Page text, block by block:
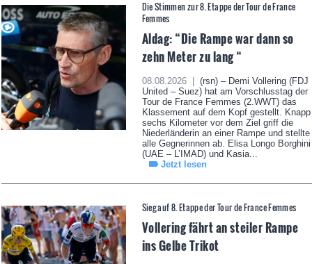
Die Stimmen zur 8. Etappe der Tour de France
Femmes
Aldag: “Die Rampe war dann so
zehn Meter zu lang “
08.08.2026 |
(rsn) – Demi Vollering (FDJ
United – Suez) hat am Vorschlusstag der
Tour de France Femmes (2.WWT) das
Klassement auf dem Kopf gestellt. Knapp
sechs Kilometer vor dem Ziel griff die
Niederländerin an einer Rampe und stellte
alle Gegnerinnen ab. Elisa Longo Borghini
(UAE – L’IMAD) und Kasia...
Jetzt lesen
Sieg auf 8. Etappe der Tour de France Femmes
Vollering fährt an steiler Rampe
ins Gelbe Trikot